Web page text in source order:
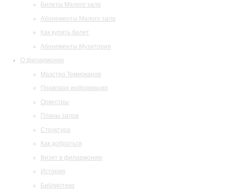
Билеты Малого зала
Абонементы Малого зала
Как купить билет
Абонементы Музитория
О филармонии
Маэстро Темирканов
Правовая информация
Оркестры
Планы залов
Структура
Как добраться
Визит в филармонию
История
Библиотека